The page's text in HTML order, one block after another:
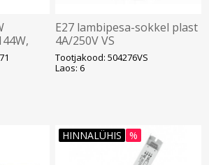
E27 lambipesa-sokkel plast
4A/250V VS
Tootjakood: 504276VS
Laos: 6
HINNALÜHIS %